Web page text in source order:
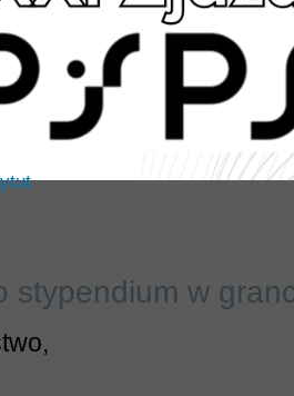
stypendium w